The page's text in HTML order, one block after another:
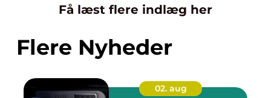
Få læst flere indlæg her
Flere Nyheder
02. aug